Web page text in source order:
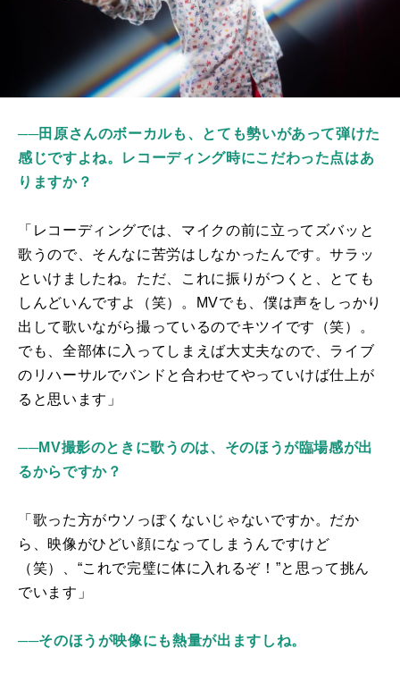
──田原さんのボーカルも、とても勢いがあって弾けた
感じですよね。レコーディング時にこだわった点はあ
りますか？
「レコーディングでは、マイクの前に立ってズバッと
歌うので、そんなに苦労はしなかったんです。サラッ
といけましたね。ただ、これに振りがつくと、とても
しんどいんですよ（笑）。
MVでも、僕は声をしっかり
出して歌いながら撮っているのでキツイです（笑）。
でも、全部体に入ってしまえば大丈夫なので、ライブ
のリハーサルでバンドと合わせてやっていけば仕上が
ると思います」
──MV撮影のときに歌うのは、そのほうが臨場感が出
るからですか？
「歌った方がウソっぽくないじゃないですか。だか
ら、映像がひどい顔になってしまうんですけど
（笑）、“これで完璧に体に入れるぞ！”と思って挑ん
でいます」
──そのほうが映像にも熱量が出ますしね。